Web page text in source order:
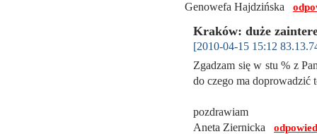
Genowefa Hajdzińska
Kraków: duże
[2010-04-15 15:12
Zgadzam się w stu % z
do czego ma doprowadzić
pozdrawiam
Aneta Ziernicka